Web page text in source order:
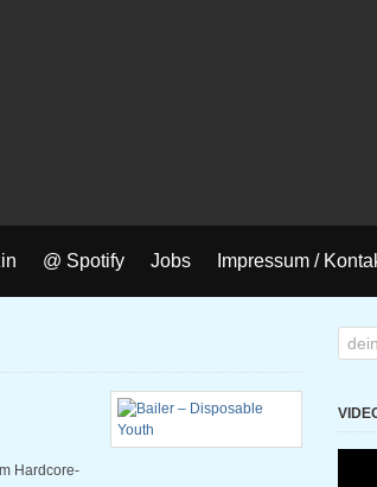
@ Spotify Jobs Impressum /
Hardcore-